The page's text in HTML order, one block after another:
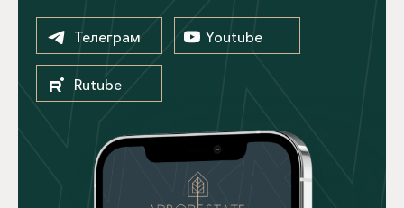
Телеграм Youtube
Rutube